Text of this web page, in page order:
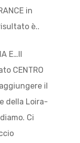
in
è..
E…Il
CENTRO
il
della Loira-
Ci